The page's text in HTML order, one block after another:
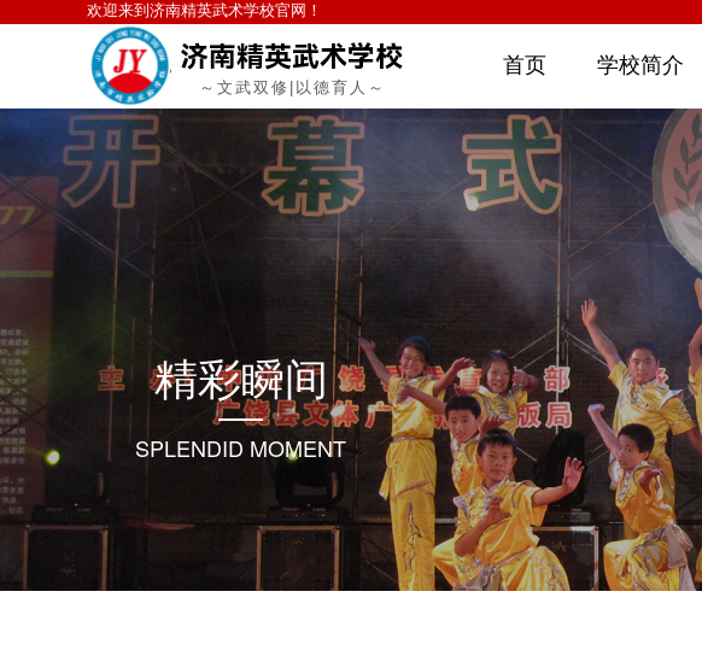
欢迎来到 济南精英武术学校官网！
济南精英武术学校 首页 学校简介
～文武双修|以德育人～
精彩瞬间
SPLENDID MOMENT